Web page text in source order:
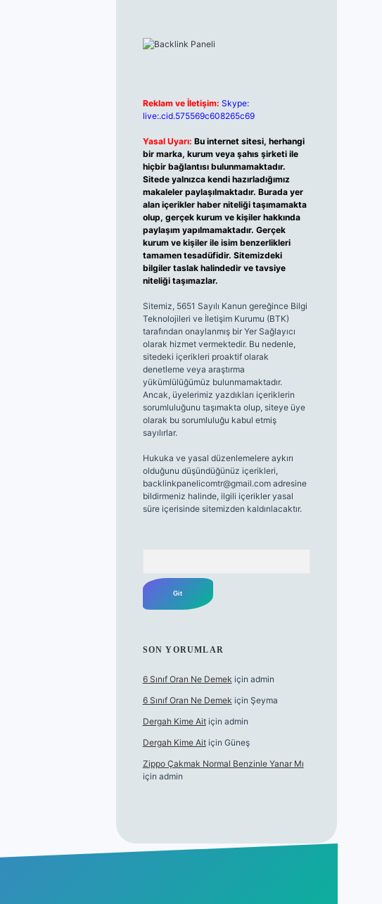
Reklam ve İletişim: Skype:
live:.cid.575569c608265c69
Yasal Uyarı: Bu internet sitesi, herhangi
bir marka, kurum veya şahıs şirketi ile
hiçbir bağlantısı bulunmamaktadır.
Sitede yalnızca kendi hazırladığımız
makaleler paylaşılmaktadır. Burada yer
alan içerikler haber niteliği taşımamakta
olup, gerçek kurum ve kişiler hakkında
paylaşım yapılmamaktadır. Gerçek
kurum ve kişiler ile isim benzerlikleri
tamamen tesadüfidir. Sitemizdeki
bilgiler taslak halindedir ve tavsiye
niteliği taşımazlar.
Sitemiz, 5651 Sayılı Kanun gereğince Bilgi
Teknolojileri ve İletişim Kurumu (BTK)
tarafından onaylanmış bir Yer Sağlayıcı
olarak hizmet vermektedir. Bu nedenle,
sitedeki içerikleri proaktif olarak
denetleme veya araştırma
yükümlülüğümüz bulunmamaktadır.
Ancak, üyelerimiz yazdıkları içeriklerin
sorumluluğunu taşımakta olup, siteye üye
olarak bu sorumluluğu kabul etmiş
sayılırlar.
Hukuka ve yasal düzenlemelere aykırı
olduğunu düşündüğünüz içerikleri,
backlinkpanelicomtr@gmail.comadresine
bildirmeniz halinde, ilgili içerikler yasal
süre içerisinde sitemizden kaldırılacaktır.
SON YORUMLAR
6 Sınıf Oran Ne Demek için admin
6 Sınıf Oran Ne Demek için Şeyma
Dergah Kime Aitiçin admin
Dergah Kime Aitiçin Güneş
Zippo Çakmak Normal Benzinle Yanar Mı
için admin